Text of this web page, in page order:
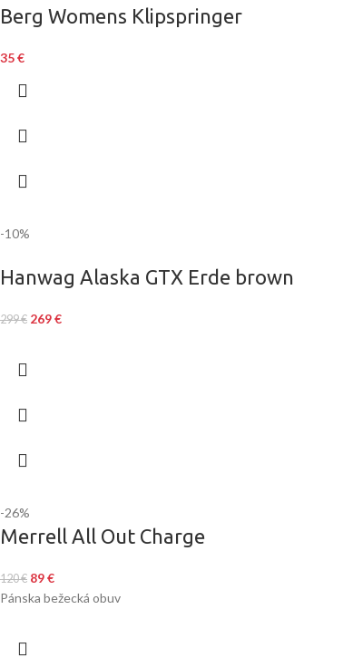
Berg Womens Klipspringer
35€
-10%
Hanwag Alaska GTX Erde brown
299€ 269€
-26%
Merrell All Out Charge
120€ 89€
Pánska bežecká obuv